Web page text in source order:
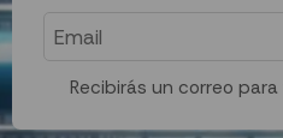
Recibirás un correo